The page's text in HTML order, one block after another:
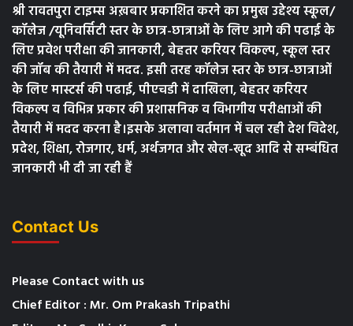
श्री रावतपुरा टाइम्स अख़बार प्रकाशित करने का प्रमुख उद्देश्य स्कूल/
कॉलेज /यूनिवर्सिटी स्तर के छात्र-छात्राओं के लिए आगे की पढाई के
लिए प्रवेश परीक्षा की जानकारी, बेहतर करियर विकल्प, स्कूल स्तर
की जॉब की तैयारी में मदद. इसी तरह कॉलेज स्तर के छात्र-छात्राओं
के लिए मास्टर्स की पढाई, पीएचडी में दाखिला, बेहतर करियर
विकल्प व विभिन्न प्रकार की प्रशासनिक व विभागीय परीक्षाओं की
तैयारी में मदद करना है।इसके अलावा वर्तमान में चल रही देश विदेश,
प्रदेश, शिक्षा, रोजगार, धर्म, अर्थजगत और खेल-खूद आदि से सम्बंधित
जानकारी भी दी जा रही हैं
Contact Us
Please Contact with us
Chief Editor : Mr. Om Prakash Tripathi